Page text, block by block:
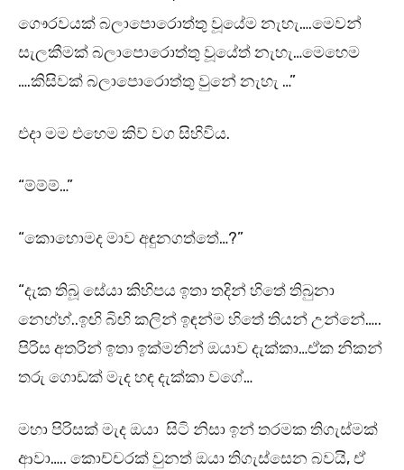
ගෞරවයක් බලාපොරොත්තු වූයේම නැහැ….මෙවන්
සැලකීමක් බලාපොරොත්තු වූයේත් නැහැ…මෙහෙම
….කිසිවක් බලාපොරොත්තු වුනේ නැහැ …”
එදා මම එහෙම කිව් වග සිහිවිය.
“ම්ම්ම්…”
“කොහොමද මාව අඳුනගත්තේ…?”
“දැක තිබූ සේයා කිහිපය ඉතා තදින් හිතේ තිබුනා
නෙහ්හ්..ඉඟි බිඟි කලින් ඉඳන්ම හිතේ තියන් උන්නේ…..
පිරිස අතරින් ඉතා ඉක්මනින් ඔයාව දැක්කා…ඒක නිකන්
තරු ගොඩක් මැද හඳ දැක්කා වගේ…
මහා පිරිසක් මැද ඔයා සිටි නිසා ඉන් තරමක තිගැස්මක්
ආවා….. කොච්චරක් වුනත් ඔයා තිගැස්සෙන බවයි, ඒ